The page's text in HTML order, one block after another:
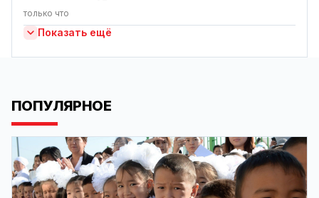
только что
Показать ещё
ПОПУЛЯРНОЕ